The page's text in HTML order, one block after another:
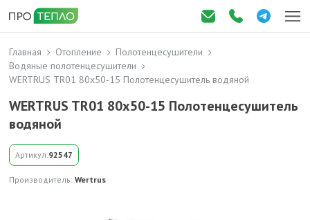
Главная Отопление
Полотенцесушители
Водяные полотенцесушители
WERTRUS TR01 80х50-15 Полотенцесушитель водяной
WERTRUS TR01 80х50-15 Полотенцесушитель
водяной
Артикул:92547
Производитель: Wertrus